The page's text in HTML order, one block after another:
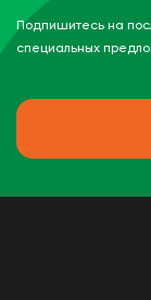
Подпишитесь на
специальных